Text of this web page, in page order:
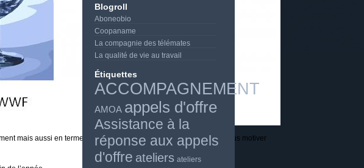
mais aussi en termes de dépenses devrait vous encourager et vous motiver
Blogroll
Aboneobio
Coopaname
La compagnie des télémates
La qualité de vie au travail
Étiquettes
ACCOMPAGNEMENT
AMOA appels d'offre
Assistance à la
réponse aux appels
d'offre ateliers ateliers